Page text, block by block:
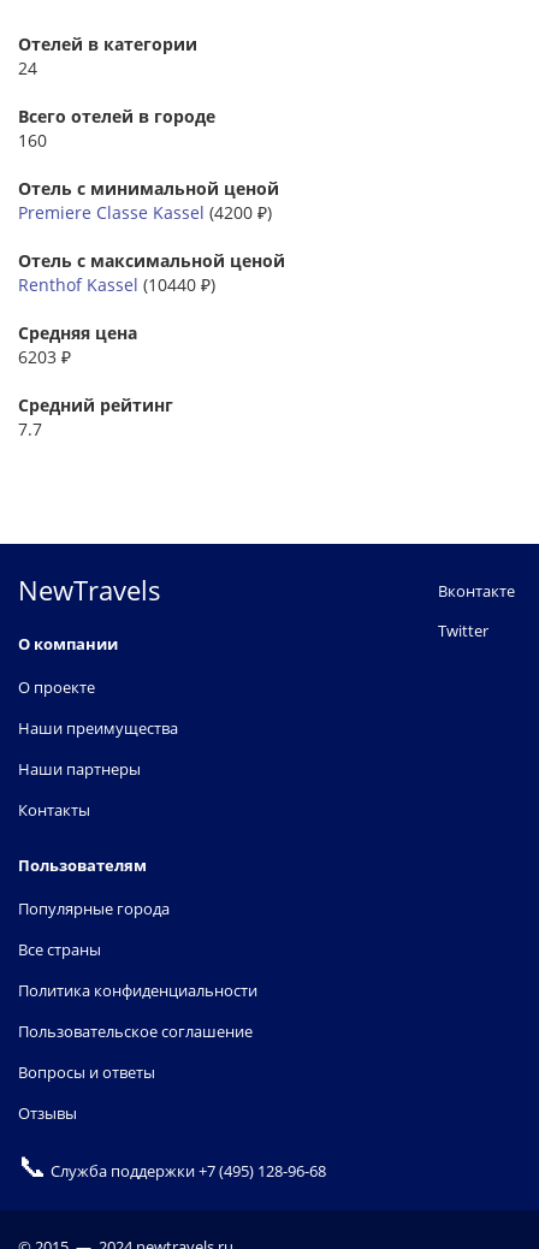
Отелей в категории
24
Всего отелей в городе
160
Отель с минимальной ценой
Premiere Classe Kassel (4200 ₽)
Отель с максимальной ценой
Renthof Kassel (10440 ₽)
Средняя цена
6203 ₽
Средний рейтинг
7.7
NewTravels
О компании
О проекте
Наши преимущества
Наши партнеры
Контакты
Пользователям
Популярные города
Все страны
Политика конфиденциальности
Пользовательское соглашение
Вопросы и ответы
Отзывы
Вконтакте
Twitter
📞 Служба поддержки+7 (495) 128-96-68